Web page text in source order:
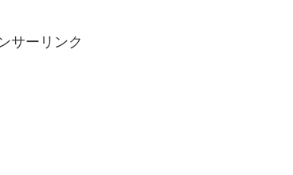
サーリンク